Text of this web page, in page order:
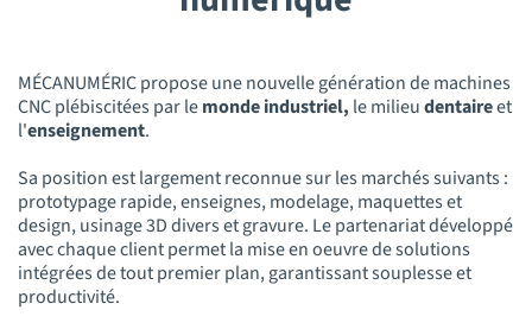
MÉCANUMÉRIC propose une nouvelle génération de machines
CNC plébiscitées par lemonde industriel, le milieudentaireet
l'enseignement.
Sa position est largement reconnue sur les marchés suivants :
prototypage rapide, enseignes, modelage, maquettes et
design, usinage 3D divers et gravure. Le partenariat développé
avec chaque client permet la mise en oeuvre de solutions
intégrées de tout premier plan, garantissant souplesse et
productivité.